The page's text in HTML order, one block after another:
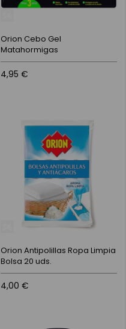
Orion Cebo Gel
Matahormigas
4,95 €
Orion Antipolillas Ropa Limpia
Bolsa 20 uds.
4,00 €